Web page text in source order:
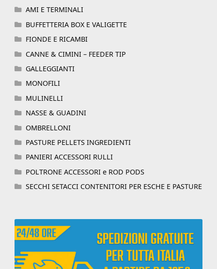
AMI E TERMINALI
BUFFETTERIA BOX E VALIGETTE
FIONDE E RICAMBI
CANNE & CIMINI – FEEDER TIP
GALLEGGIANTI
MONOFILI
MULINELLI
NASSE & GUADINI
OMBRELLONI
PASTURE PELLETS INGREDIENTI
PANIERI ACCESSORI RULLI
POLTRONE ACCESSORI e ROD PODS
SECCHI SETACCI CONTENITORI PER ESCHE E PASTURE